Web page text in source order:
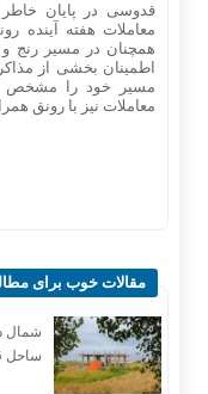
قدوسی در پایان
معاملات هفته آینده
همچنان در مسیر رنج و
اطمینان بخشی از
مسیر خود را مشخص
معاملات نیز با رونق
مقالات خوب برای
شمال
ساحل